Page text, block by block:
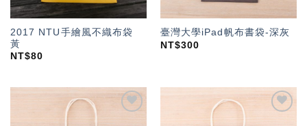
2017 NTU手繪風不織布袋
黃
NT$80
臺灣大學iPad帆布書袋-深灰
NT$300